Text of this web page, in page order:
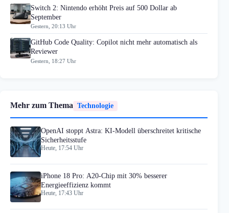
Switch 2: Nintendo erhöht Preis auf 500 Dollar ab
September
Gestern, 20:13 Uhr
GitHub Code Quality: Copilot nicht mehr automatisch als
Reviewer
Gestern, 18:27 Uhr
Mehr zum Thema Technologie
OpenAI stoppt Astra: KI-Modell überschreitet kritische
Sicherheitsstufe
Heute, 17:54 Uhr
iPhone 18 Pro: A20-Chip mit 30% besserer
Energieeffizienz kommt
Heute, 17:43 Uhr